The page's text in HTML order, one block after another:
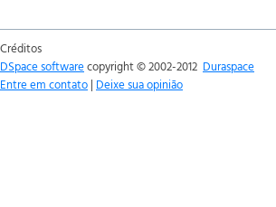
Créditos
DSpace softwarecopyright © 2002-2012 Duraspace
Entre em contato | Deixe sua opinião